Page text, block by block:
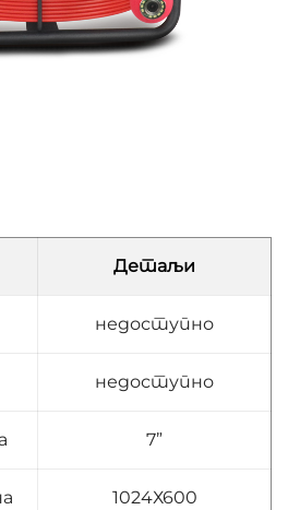
Детаљи
недоступно
недоступно
7”
1024Х600